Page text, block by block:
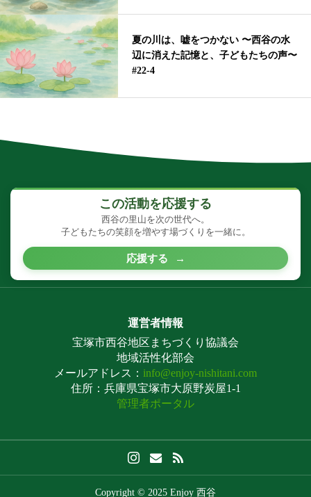
夏の川は、嘘をつかない 〜西谷の水
辺に消えた記憶と、子どもたちの声〜
#22-4
この活動を応援する
西谷の里山を次の世代へ。
子どもたちの笑顔を増やす場づくりを一緒に。
応援する →
運営者情報
宝塚市西谷地区まちづくり協議会
地域活性化部会
メールアドレス： info@enjoy-nishitani.com
住所：兵庫県宝塚市大原野炭屋1-1
管理者ポータル
Copyright © 2025 Enjoy 西谷